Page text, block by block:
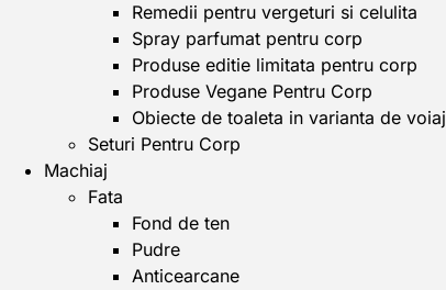
Remedii pentru vergeturi si celulita
Spray parfumat pentru corp
Produse editie limitata pentru corp
Produse Vegane Pentru Corp
Obiecte de toaleta in varianta de voiaj
Seturi Pentru Corp
Machiaj
Fata
Fond de ten
Pudre
Anticearcane